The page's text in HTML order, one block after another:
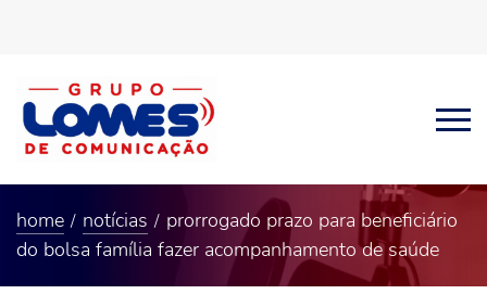
home notícias
prorrogado prazo para beneficiário
do bolsa família fazer acompanhamento de saúde